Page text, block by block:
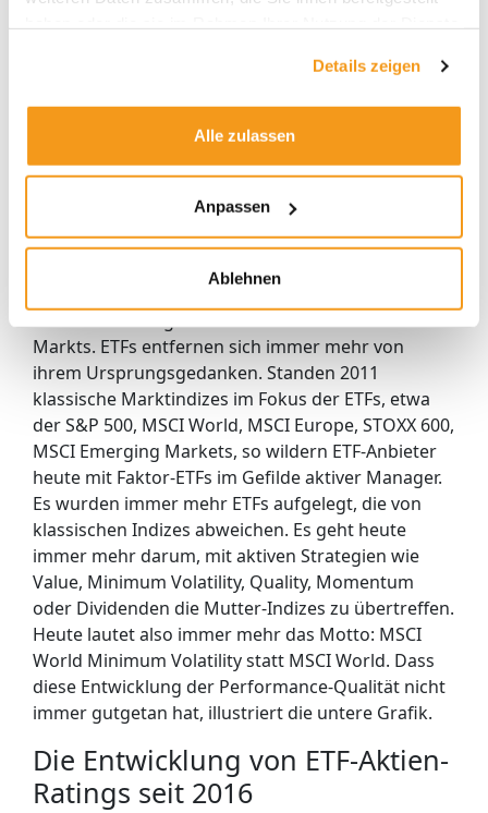
Details zeigen
Alle zulassen
Anpassen
Ablehnen
September 2021 nur noch 3,72 Sterne.
Auch das Rating weltweit anlegender Aktien-ETFs
dramatisch, aber doch konstant schwächer fiel das
Rating von ETFs in den anderen drei Großgruppen
in den vergangenen fünf Jahren aus. Woran liegt
Auf den wichtigsten Nenner gebracht: Die
Markts. ETFs entfernen sich immer mehr von
ihrem Ursprungsgedanken. Standen 2011
klassische Marktindizes im Fokus der ETFs, etwa
der S&P 500, MSCI World, MSCI Europe, STOXX 600,
MSCI Emerging Markets, so wildern ETF-Anbieter
heute mit Faktor-ETFs im Gefilde aktiver Manager.
Es wurden immer mehr ETFs aufgelegt, die von
klassischen Indizes abweichen. Es geht heute
immer mehr darum, mit aktiven Strategien wie
Value, Minimum Volatility, Quality, Momentum
oder Dividenden die Mutter-Indizes zu übertreffen.
Heute lautet also immer mehr das Motto: MSCI
World Minimum Volatility statt MSCI World. Dass
diese Entwicklung der Performance-Qualität nicht
immer gutgetan hat, illustriert die untere Grafik.
Die Entwicklung von ETF-Aktien-
Ratings seit 2016